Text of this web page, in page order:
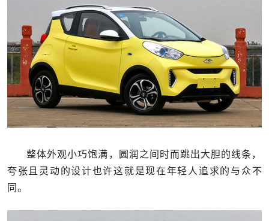
整体外观小巧饱满，圆润之间时而跳出大胆的线条，
夸张且灵动的设计也许这就是现在年轻人追求的与众不
同。